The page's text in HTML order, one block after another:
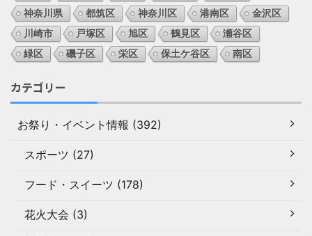
神奈川県
都筑区 神奈川区 港南区
金沢区
川崎市
戸塚区 旭区 鶴見区
瀬谷区
緑区
磯子区 栄区 保土ケ谷区 南区
カテゴリー
お祭り・イベント情報 (392)
スポーツ (27)
フード・スイーツ (178)
花火大会 (3)